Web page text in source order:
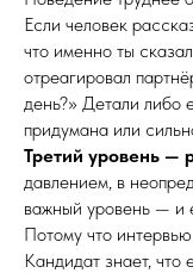
Если человек
что именно ты
отреагировал
день?» Детали либо
придумана или
Третий уровень —
давлением, в
важный уровень — и
Потому что
Кандидат знает,